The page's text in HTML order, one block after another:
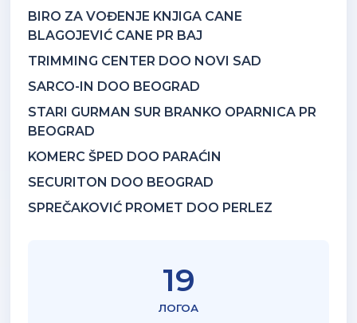
BIRO ZA VOĐENJE KNJIGA CANE
BLAGOJEVIĆ CANE PR BAJ
TRIMMING CENTER DOO NOVI SAD
SARCO-IN DOO BEOGRAD
STARI GURMAN SUR BRANKO OPARNICA PR
BEOGRAD
KOMERC ŠPED DOO PARAĆIN
SECURITON DOO BEOGRAD
SPREČAKOVIĆ PROMET DOO PERLEZ
19
ЛОГОА